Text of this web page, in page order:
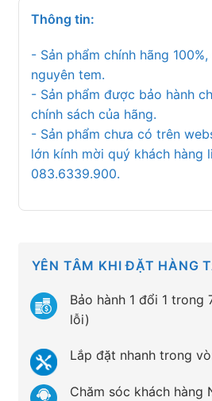
Thông tin:
- Sản phẩm chính hãng
nguyên tem.
- Sản phẩm được bảo hành
chính sách của hãng.
- Sản phẩm chưa có trên
lớn kính mời quý khách hàng
083.6339.900.
YÊN TÂM KHI ĐẶT HÀNG
Bảo hành 1 đổi 1 trong
lỗi)
Lắp đặt nhanh trong
Chăm sóc khách hàng